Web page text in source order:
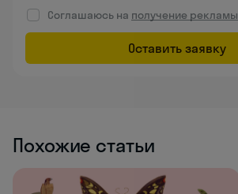
Соглашаюсь на получение рекламы
Оставить заявку
Похожие статьи